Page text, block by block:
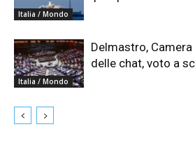
Italia / Mondo
Italia / Mondo
Delmastro,
delle chat, voto a